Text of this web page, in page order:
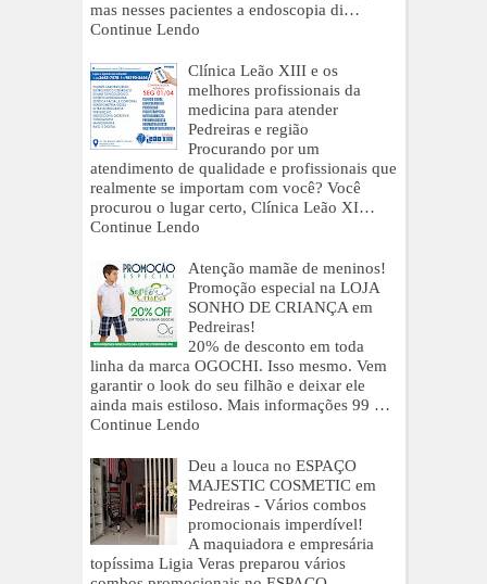
mas nesses pacientes a endoscopia di…
Continue Lendo
Clínica Leão XIII e os
melhores profissionais da
medicina para atender
Pedreiras e região
Procurando por um
atendimento de qualidade e profissionais que
realmente se importam com você? Você
procurou o lugar certo, Clínica Leão XI…
Continue Lendo
Atenção mamãe de meninos!
Promoção especial na LOJA
SONHO DE CRIANÇA em
Pedreiras!
20% de desconto em toda
linha da marca OGOCHI. Isso mesmo. Vem
garantir o look do seu filhão e deixar ele
ainda mais estiloso. Mais informações 99 …
Continue Lendo
Deu a louca no ESPAÇO
MAJESTIC COSMETIC em
Pedreiras - Vários combos
promocionais imperdível!
A maquiadora e empresária
topíssima Ligia Veras preparou vários